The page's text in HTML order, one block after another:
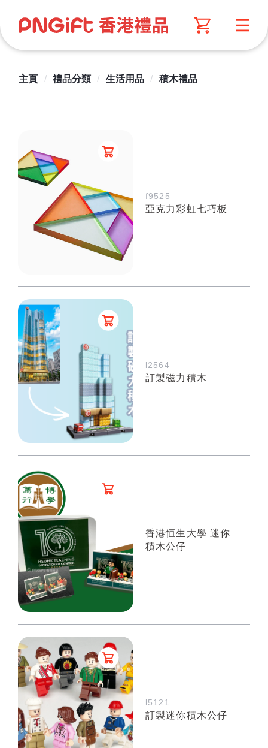
主頁 / 禮品分類 / 生活用品 / 積木禮品
f9525
亞克力彩虹七巧板
l2564
訂製磁力積木
香港恒生大學 迷你
積木公仔
l5121
訂製迷你積木公仔